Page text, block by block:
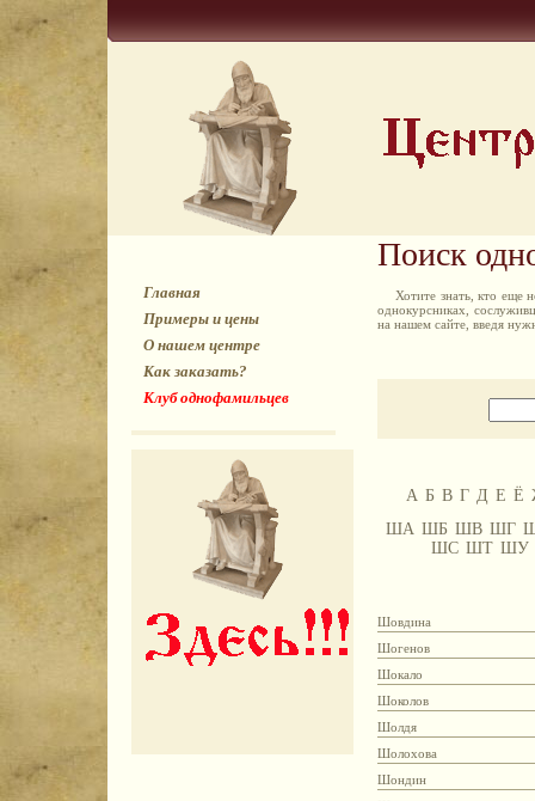
Главная
Примеры и цены
О нашем центре
Как заказать?
Клуб однофамильцев
Поиск
Хотите знать, кто еще
однокурсниках,
на нашем сайте, введя
А Б В Г Д Е Ё
ША ШБ ШВ ШГ
ШС ШТ ШУ
Шовдина
Шогенов
Шокало
Шоколов
Шолдя
Шолохова
Шондин